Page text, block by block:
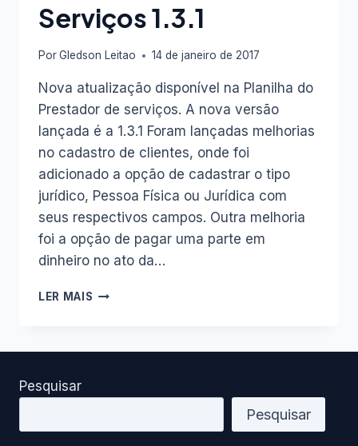
Serviços 1.3.1
PorGledson Leitao 14 de janeiro de 2017
Nova atualização disponível na Planilha do
Prestador de serviços. A nova versão
lançada é a 1.3.1 Foram lançadas melhorias
no cadastro de clientes, onde foi
adicionado a opção de cadastrar o tipo
jurídico, Pessoa Física ou Jurídica com
seus respectivos campos. Outra melhoria
foi a opção de pagar uma parte em
dinheiro no ato da…
LER MAIS ATUALIZAÇÃO
Pesquisar
Pesquisar